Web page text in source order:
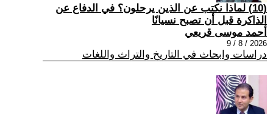
(10) لماذا نكتب عن الذين يرحلون؟ في الدفاع عن
الذاكرة قبل أن تصبح نسيانًا
أحمد موسى قريعي
2026 / 8 / 9
دراسات وابحاث في التاريخ والتراث واللغات